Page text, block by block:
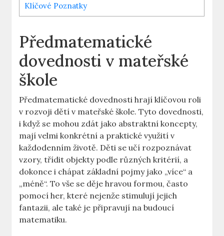
Klíčové Poznatky
Předmatematické
dovednosti v mateřské
škole
Předmatematické dovednosti hrají klíčovou roli
v rozvoji dětí v mateřské škole. Tyto dovednosti,
i když se mohou zdát jako abstraktní koncepty,
mají velmi konkrétní a praktické využití v
každodenním životě. Děti se učí rozpoznávat
vzory, třídit objekty podle různých kritérií, a
dokonce i chápat základní pojmy jako „více“ a
„méně“. To vše se děje hravou formou, často
pomocí her, které nejenže stimulují jejich
fantazii, ale také je připravují na budoucí
matematiku.